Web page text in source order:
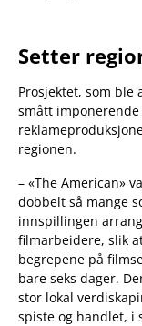
Setter
Prosjektet, som ble
smått
regionen.
– «The American»
dobbelt så mange
innspillingen
filmarbeidere, slik
begrepene på
bare seks dager.
stor lokal
spiste og handlet, i